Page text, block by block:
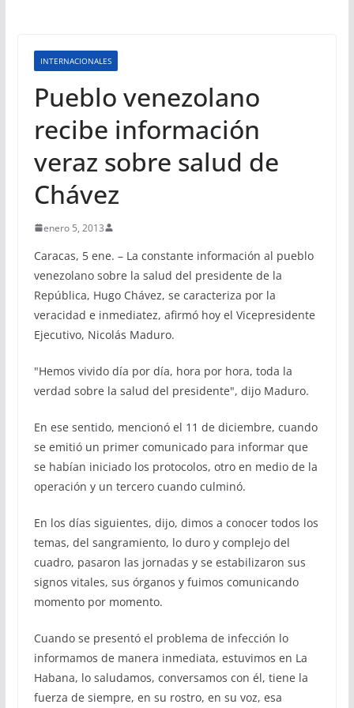
INTERNACIONALES
Pueblo venezolano
recibe información
veraz sobre salud de
Chávez
enero 5, 2013
Caracas, 5 ene. – La constante información al pueblo
venezolano sobre la salud del presidente de la
República, Hugo Chávez, se caracteriza por la
veracidad e inmediatez, afirmó hoy el Vicepresidente
Ejecutivo, Nicolás Maduro.
"Hemos vivido día por día, hora por hora, toda la
verdad sobre la salud del presidente", dijo Maduro.
En ese sentido, mencionó el 11 de diciembre, cuando
se emitió un primer comunicado para informar que
se habían iniciado los protocolos, otro en medio de la
operación y un tercero cuando culminó.
En los días siguientes, dijo, dimos a conocer todos los
temas, del sangramiento, lo duro y complejo del
cuadro, pasaron las jornadas y se estabilizaron sus
signos vitales, sus órganos y fuimos comunicando
momento por momento.
Cuando se presentó el problema de infección lo
informamos de manera inmediata, estuvimos en La
Habana, lo saludamos, conversamos con él, tiene la
fuerza de siempre, en su rostro, en su voz, esa